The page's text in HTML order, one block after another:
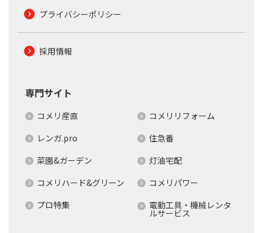
プライバシーポリシー
採用情報
専門サイト
コメリ産直
コメリリフォーム
レンガ.pro
住急番
菜園&ガーデン
灯油宅配
コメリハード&グリーン
コメリパワー
プロ特集
電動工具・機械レンタ
ルサービス